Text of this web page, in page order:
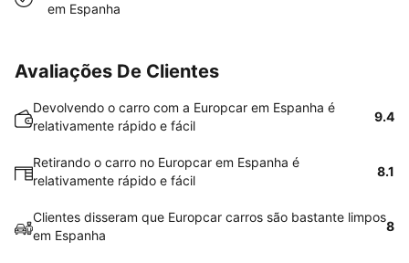
em Espanha
Avaliações De Clientes
Devolvendo o carro com a Europcar em Espanha é
relativamente rápido e fácil
9.4
Retirando o carro no Europcar em Espanha é
relativamente rápido e fácil
8.1
Clientes disseram que Europcar carros são bastante limpos
em Espanha
8